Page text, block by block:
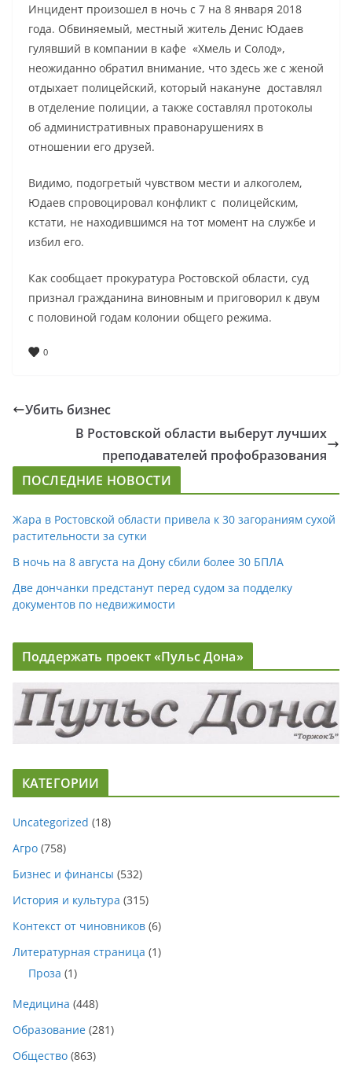
Инцидент произошел в ночь с 7 на 8 января 2018
года. Обвиняемый, местный житель Денис Юдаев
гулявший в компании в кафе «Хмель и Солод»,
неожиданно обратил внимание, что здесь же с женой
отдыхает полицейский, который накануне доставлял
в отделение полиции, а также составлял протоколы
об административных правонарушениях в
отношении его друзей.
Видимо, подогретый чувством мести и алкоголем,
Юдаев спровоцировал конфликт с полицейским,
кстати, не находившимся на тот момент на службе и
избил его.
Как сообщает прокуратура Ростовской области, суд
признал гражданина виновным и приговорил к двум
с половиной годам колонии общего режима.
0
Убить бизнес
В Ростовской области выберут лучших
преподавателей профобразования
ПОСЛЕДНИЕ НОВОСТИ
Жара в Ростовской области привела к 30 загораниям сухой
растительности за сутки
В ночь на 8 августа на Дону сбили более 30 БПЛА
Две дончанки предстанут перед судом за подделку
документов по недвижимости
Поддержать проект «Пульс Дона»
КАТЕГОРИИ
Uncategorized (18)
Агро (758)
Бизнес и финансы (532)
История и культура (315)
Контекст от чиновников (6)
Литературная страница (1)
Проза (1)
Медицина (448)
Образование (281)
Общество (863)